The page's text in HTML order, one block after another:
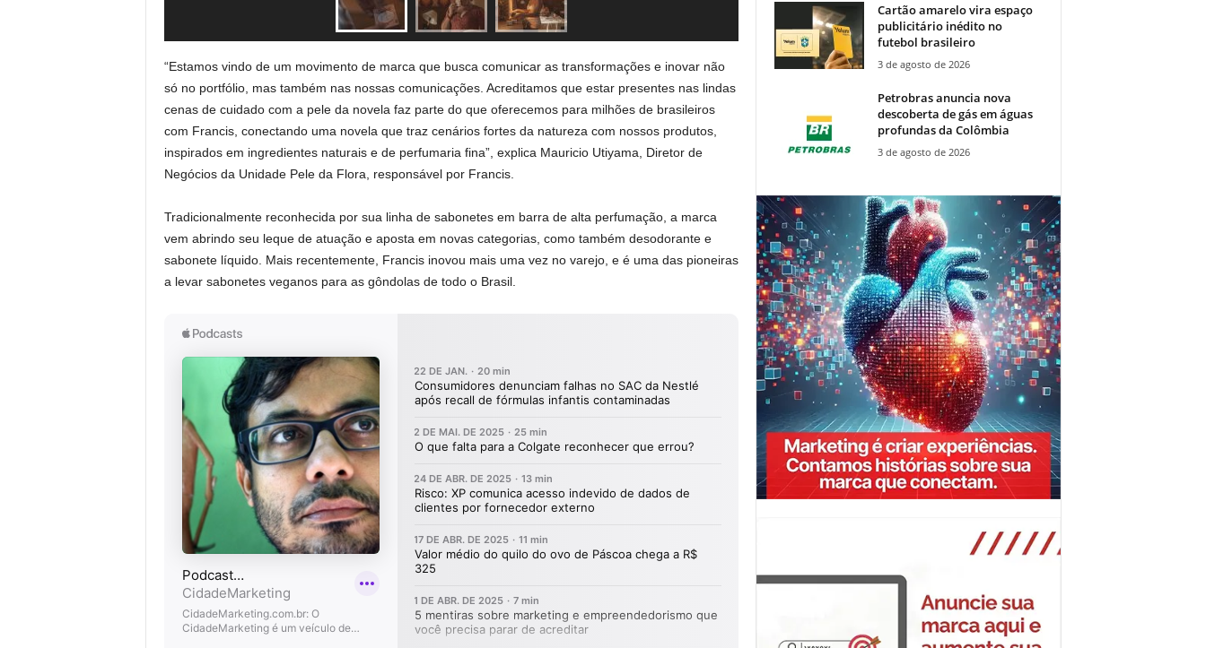
“Estamos vindo de um movimento de marca que busca comunicar as transformações e inovar não
só no portfólio, mas também nas nossas comunicações. Acreditamos que estar presentes nas lindas
cenas de cuidado com a pele da novela faz parte do que oferecemos para milhões de brasileiros
com Francis, conectando uma novela que traz cenários fortes da natureza com nossos produtos,
inspirados em ingredientes naturais e de perfumaria fina”, explica Mauricio Utiyama, Diretor de
Negócios da Unidade Pele da Flora, responsável por Francis.
Tradicionalmente reconhecida por sua linha de sabonetes em barra de alta perfumação, a marca
vem abrindo seu leque de atuação e aposta em novas categorias, como também desodorante e
sabonete líquido. Mais recentemente, Francis inovou mais uma vez no varejo, e é uma das pioneiras
a levar sabonetes veganos para as gôndolas de todo o Brasil.
Cartão amarelo vira espaço
publicitário inédito no
futebol brasileiro
3 de agosto de 2026
Petrobras anuncia nova
descoberta de gás em águas
profundas da Colômbia
3 de agosto de 2026